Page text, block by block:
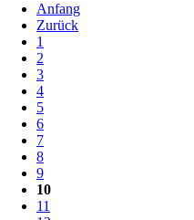
Anfang
Zurück
1
2
3
4
5
6
7
8
9
10
11